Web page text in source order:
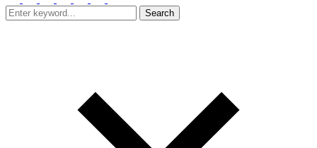
Search